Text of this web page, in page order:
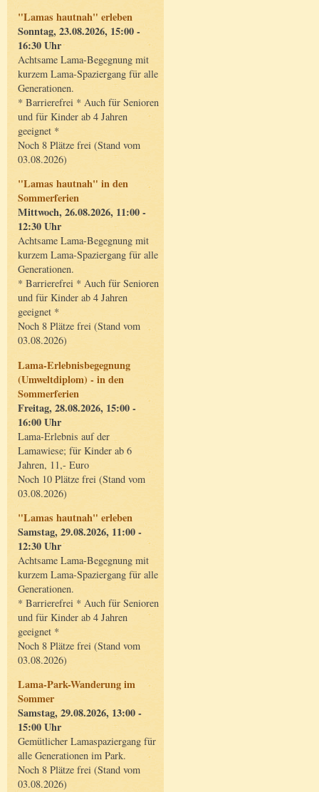
"Lamas hautnah" erleben
Sonntag, 23.08.2026, 15:00 -
16:30 Uhr
Achtsame Lama-Begegnung mit
kurzem Lama-Spaziergang für alle
Generationen.
* Barrierefrei * Auch für Senioren
und für Kinder ab 4 Jahren
geeignet *
Noch 8 Plätze frei (Stand vom
03.08.2026)
"Lamas hautnah" in den
Sommerferien
Mittwoch, 26.08.2026, 11:00 -
12:30 Uhr
Achtsame Lama-Begegnung mit
kurzem Lama-Spaziergang für alle
Generationen.
* Barrierefrei * Auch für Senioren
und für Kinder ab 4 Jahren
geeignet *
Noch 8 Plätze frei (Stand vom
03.08.2026)
Lama-Erlebnisbegegnung
(Umweltdiplom) - in den
Sommerferien
Freitag, 28.08.2026, 15:00 -
16:00 Uhr
Lama-Erlebnis auf der
Lamawiese; für Kinder ab 6
Jahren, 11,- Euro
Noch 10 Plätze frei (Stand vom
03.08.2026)
"Lamas hautnah" erleben
Samstag, 29.08.2026, 11:00 -
12:30 Uhr
Achtsame Lama-Begegnung mit
kurzem Lama-Spaziergang für alle
Generationen.
* Barrierefrei * Auch für Senioren
und für Kinder ab 4 Jahren
geeignet *
Noch 8 Plätze frei (Stand vom
03.08.2026)
Lama-Park-Wanderung im
Sommer
Samstag, 29.08.2026, 13:00 -
15:00 Uhr
Gemütlicher Lamaspaziergang für
alle Generationen im Park.
Noch 8 Plätze frei (Stand vom
03.08.2026)